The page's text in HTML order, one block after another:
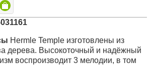
Hermle Temple изготовлены из
дерева. Высокоточный и надёжный
воспроизводит 3 мелодии, в том